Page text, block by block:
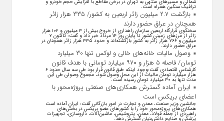
شمالی و مسیرهای منتهی به تهران در برخی مقاطع با افزایش حجم خودرو و
ترافیک سنگین همراه است.
بازگشت ۲.۷ میلیون زائر اربعین به کشور/ ۳۳۵ هزار زائر
همچنان در عراق حضور دارند
سخنگوی قرارگاه اربعین سازمان راهداری از خروج بیش از ۳ میلیون و ۱۰۲ هزار
زائر از مرز‌های زمینی کشور تا پایان روز ۱۴ مرداد خبر داد و گفت: تاکنون ۲
میلیون و ۷۶۶ هزار زائر به کشور بازگشته‌اند و حدود ۳۳۵ هزار زائر همچنان در
عراق حضور دارند.
وصول مالیات خانه‌های خالی و لوکس تنها ۳۰ میلیارد
تومان/ فاصله ۵ هزار و ۹۷۰ میلیارد تومانی با هدف قانون
کارشناس اقتصادی گفت:وجود اینکه طبق قانون قرار بود طی سه سال حدود ۶
هزار میلیارد تومان مالیات از این محل وصول شود، مجموع وصولی طی این
مدت تنها به ۳۰ میلیارد تومان رسیده است.
ایران آماده گسترش همکاری‌های صنعتی پروژه‌محور با
اعضای بریکس است
جانشین وزیر صنعت، معدن و تجارت در امور بازرگانی گفت: ایران آماده است
همکاری‌های پروژه‌محور خود را با کشور‌های عضو بریکس در بخش‌های
راهبردی از جمله فولاد، معدن، پتروشیمی، ماشین‌آلات، داروسازی، تجهیزات
پزشکی و صنایع دانش‌بنیان گسترش دهد.